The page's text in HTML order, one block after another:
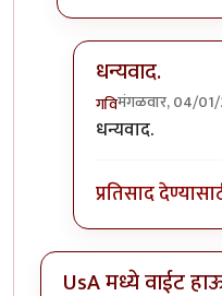
धन्यवाद.
गविमंगळवार, 04/
In reply to
धन्यवाद.
प्रतिसाद
UsA मध्ये वाईट